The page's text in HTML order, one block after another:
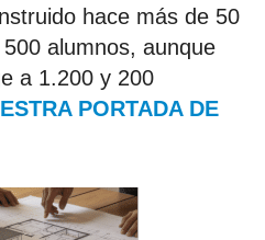
hace más de 50
alumnos, aunque
a 1.200 y 200
PORTADA DE